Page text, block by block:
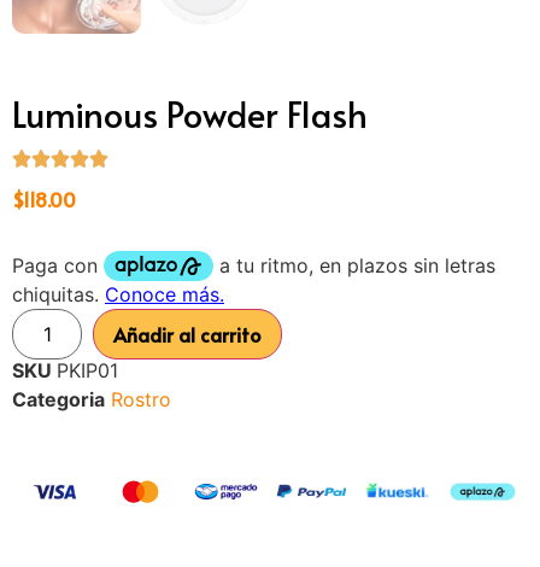
Luminous Powder Flash
$118.00
Añadir al carrito
SKU PKIP01
Categoria Rostro